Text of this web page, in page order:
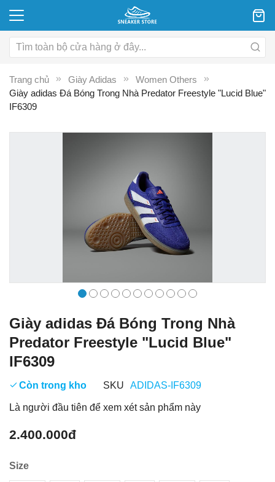
Trang chủ Giày Adidas
Women Others
Giày adidas Đá Bóng Trong Nhà Predator Freestyle "Lucid Blue"
IF6309
Giày adidas Đá Bóng Trong Nhà
Predator Freestyle "Lucid Blue"
IF6309
Còn trong kho SKU ADIDAS-IF6309
Là người đầu tiên để xem xét sản phẩm này
2.400.000đ
Size